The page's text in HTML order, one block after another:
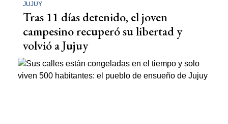
JUJUY
Tras 11 días detenido, el joven
campesino recuperó su libertad y
volvió a Jujuy